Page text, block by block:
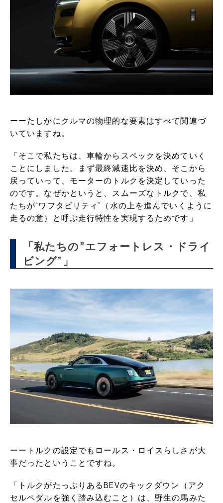
ーーたしかにクルマの物理的な要素はすべて関連づ
いていますね。
「そこで私たちは、車輪からスペックを決めていく
ことにしました。まず最終減速比を決め、そこから
戻っていって、モーターのトルクを決定していった
のです。なぜかというと、スムーズなトルクで、私
たちが“ワフタビリティ”（水の上を進んでいくように
走るの意）と呼ぶ走行特性を実現するためです」
「私たちの”エフォートレス・ドライ
ビング”」
ーートルクの設定でもロールス・ロイスらしさが大
事だったということですね。
「トルクがたっぷりあるBEVのキックダウン（アク
セルペダルを強く踏み込むこと）は、野生の馬みた